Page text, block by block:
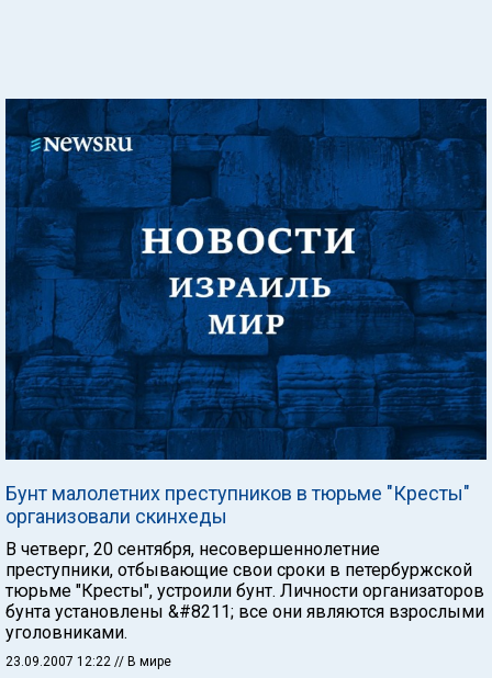
Бунт малолетних преступников в тюрьме "Кресты"
организовали скинхеды
В четверг, 20 сентября, несовершеннолетние
преступники, отбывающие свои сроки в петербуржской
тюрьме "Кресты", устроили бунт. Личности организаторов
бунта установлены &#8211; все они являются взрослыми
уголовниками.
23.09.2007 12:22 // В мире